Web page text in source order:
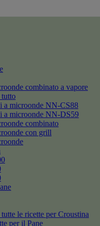
combinato a vapore
a microonde NN-CS88
a microonde NN-DS59
combinato
con grill
le ricette per Croustina
per il Pane